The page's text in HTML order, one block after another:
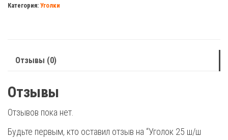
ш/
Категория: Уголки
Отзывы (0)
Отзывы
Отзывов пока нет.
Будьте первым, кто оставил отзыв на “Уголок 25 ш/ш